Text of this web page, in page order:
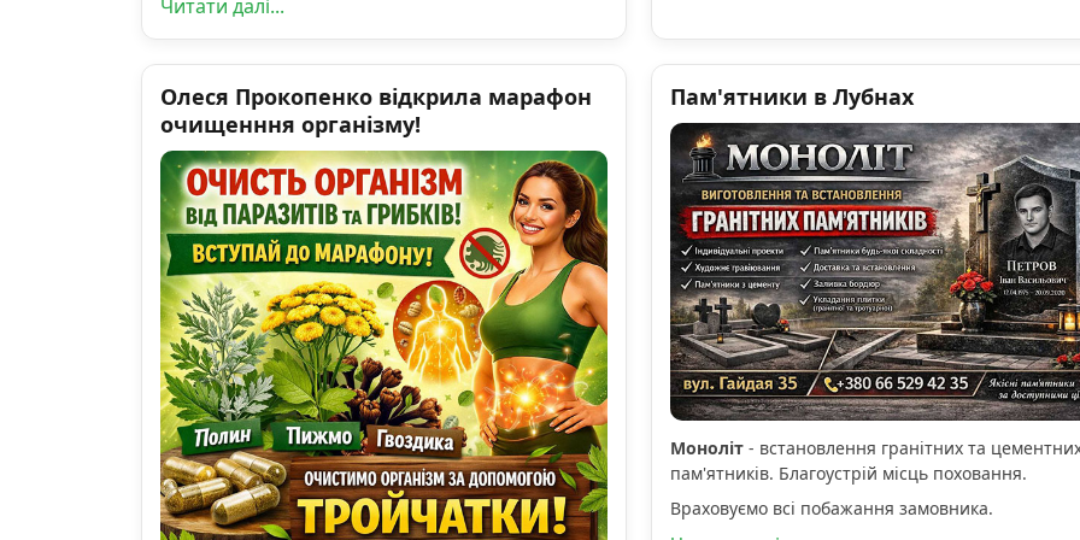
Читати далі...
Олеся Прокопенко відкрила марафон
очищенння організму!
Пам'ятники в Лубнах
Моноліт- встановлення гранітних та
пам'ятників. Благоустрій місць поховання.
Враховуємо всі побажання замовника.